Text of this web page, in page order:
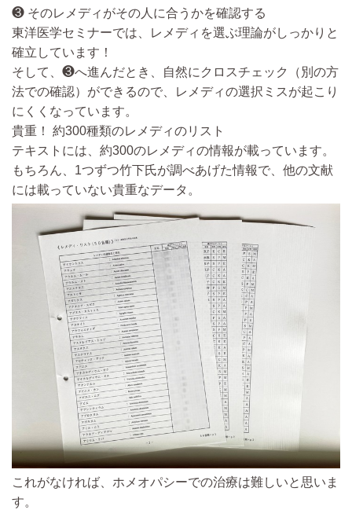
❸ そのレメディがその人に合うかを確認する
東洋医学セミナーでは、レメディを選ぶ理論がしっかりと
確立しています！
そして、❸へ進んだとき、自然にクロスチェック（別の方
法での確認）ができるので、レメディの選択ミスが起こり
にくくなっています。
貴重！ 約300種類のレメディのリスト
テキストには、約300のレメディの情報が載っています。
もちろん、1つずつ竹下氏が調べあげた情報で、他の文献
には載っていない貴重なデータ。
これがなければ、ホメオパシーでの治療は難しいと思いま
す。